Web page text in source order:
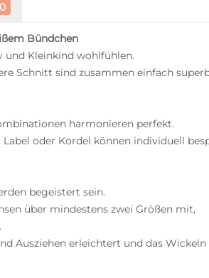
0
Bündchen
und Kleinkind wohlfühlen.
Schnitt sind zusammen einfach
harmonieren perfekt.
oder Kordel können individuell
begeistert sein.
über mindestens zwei Größen mit,
Ausziehen erleichtert und das Wickeln